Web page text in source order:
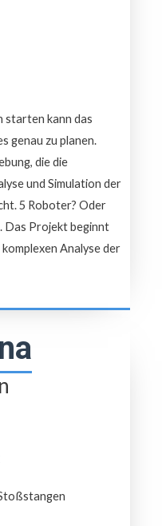
starten kann das
genau zu planen.
die die
und Simulation der
5 Roboter? Oder
Das Projekt beginnt
Analyse der